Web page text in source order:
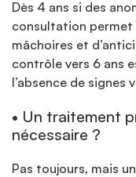
Dès 4 ans si des
consultation permet
mâchoires et
contrôle vers 6 ans
l’absence de signes
• Un traitement
nécessaire ?
Pas toujours, mais